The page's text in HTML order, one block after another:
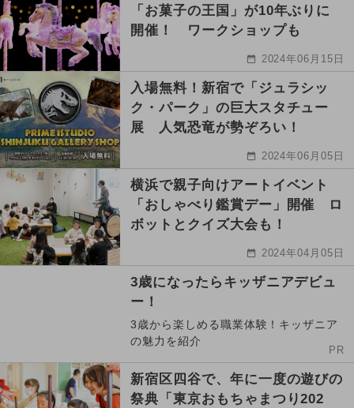
「お菓子の王国」が10年ぶりに
開催！ ワークショップも
2024年06月15日
入場無料！新宿で「ジュラシッ
ク・パーク」の巨大スタチュー
展 人気恐竜が勢ぞろい！
2024年06月05日
横浜で親子向けアートイベント
「おしゃべり鑑賞デー」開催 ロ
ボットとクイズ大会も！
2024年04月05日
3歳になったらキッザニアデビュ
ー！
3歳から楽しめる職業体験！キッザニア
の魅力を紹介
PR
新宿区四谷で、年に一度の遊びの
祭典「東京おもちゃまつり202